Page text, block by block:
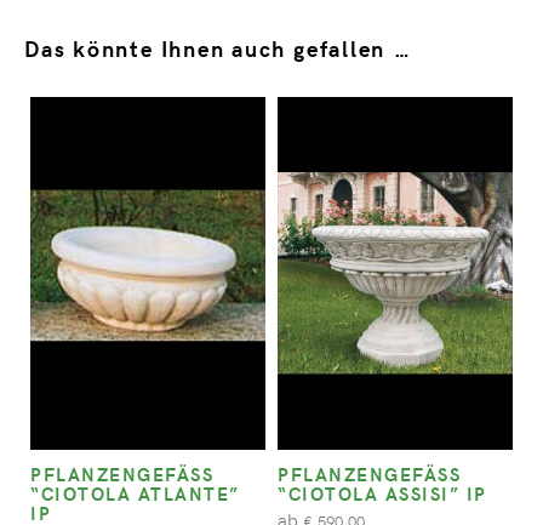
Das könnte Ihnen auch gefallen …
PFLANZENGEFÄSS “
CIOTOLA ATLANTE” I
P
PFLANZENGEFÄSS “
CIOTOLA ASSISI” IP